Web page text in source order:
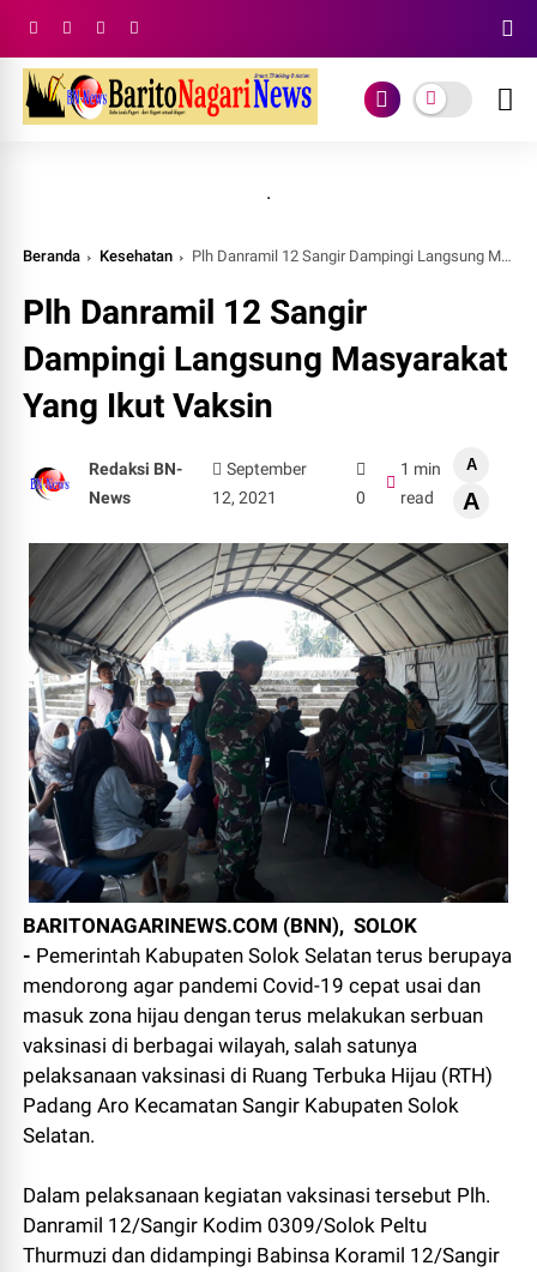
.
Beranda Kesehatan Plh Danramil 12 Sangir Dampingi Langsung Masyarakat Yang Ikut Vaksin
Plh Danramil 12 Sangir
Dampingi Langsung Masyarakat
Yang Ikut Vaksin
Redaksi BN-
News
September
12, 2021
0
1 min
read
A
A
BARITONAGARINEWS.COM (BNN), SOLOK
- Pemerintah Kabupaten Solok Selatan terus berupaya
mendorong agar pandemi Covid-19 cepat usai dan
masuk zona hijau dengan terus melakukan serbuan
vaksinasi di berbagai wilayah, salah satunya
pelaksanaan vaksinasi di Ruang Terbuka Hijau (RTH)
Padang Aro Kecamatan Sangir Kabupaten Solok
Selatan.
Dalam pelaksanaan kegiatan vaksinasi tersebut Plh.
Danramil 12/Sangir Kodim 0309/Solok Peltu
Thurmuzi dan didampingi Babinsa Koramil 12/Sangir